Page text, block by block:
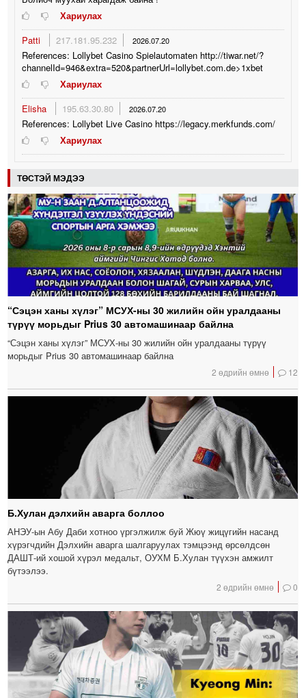
Хариулах
Patti
217.181.95.232 2026.07.20
References: Lollybet Casino Spielautomaten http://tiwar.net/?
channelId=946&extra=520&partnerUrl=lollybet.com.de>1xbet
Хариулах
Elisha
195.63.30.80 2026.07.20
References: Lollybet Live Casino https://legacy.merkfunds.com/
Хариулах
ТӨСТЭЙ МЭДЭЭ
“Сэцэн ханы хүлэг” МСУХ-ны 30 жилийн ойн уралдааны
түрүү морьдыг Prius 30 автомашинаар байлна
“Сэцэн ханы хүлэг” МСУХ-ны 30 жилийн ойн уралдааны түрүү
морьдыг Prius 30 автомашинаар байлна
2 өдрийн өмнө 12
Б.Хулан дэлхийн аварга боллоо
АНЭУ-ын Абу Даби хотноо үргэлжилж буй Жюү жицүгийн насанд
хүрэгчдийн Дэлхийн аварга шалгаруулах тэмцээнд өрсөлдсөн
ДАШТ-ий хошой хүрэл медальт, ОУХМ Б.Хулан түүхэн амжилт
бүтээлээ.
2 өдрийн өмнө 0